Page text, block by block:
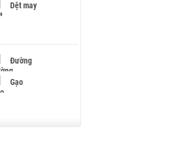
Dệt may
Đường
Gạo